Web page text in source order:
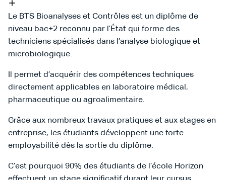
Le BTS Bioanalyses et Contrôles est un diplôme de
niveau bac+2 reconnu par l’État qui forme des
techniciens spécialisés dans l’analyse biologique et
microbiologique.
Il permet d’acquérir des compétences techniques
directement applicables en laboratoire médical,
pharmaceutique ou agroalimentaire.
Grâce aux nombreux travaux pratiques et aux stages en
entreprise, les étudiants développent une forte
employabilité dès la sortie du diplôme.
C’est pourquoi 90% des étudiants de l’école Horizon